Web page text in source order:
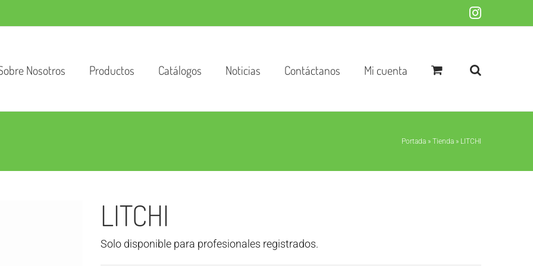
Instagram
Nosotros Productos Catálogos Noticias Contáctanos Mi cuenta
Portada » Tienda » LITCHI
LITCHI
Solo disponible para profesionales registrados.